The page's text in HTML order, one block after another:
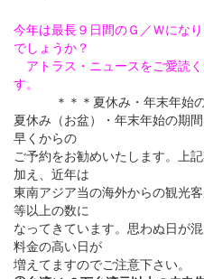
今年は最長９日間のＧ／Ｗにな
でしょうか？
アトラス・ニュースをご愛読
す。
＊＊＊夏休み・年末年始の
夏休み（お盆）・年末年始の期
早くからの
ご予約をお勧めいたします。上
加え、近年は
東南アジア当の海外からの観光
等以上の数に
なってきています。思わぬ日が
料金の高い日が
増えてますのでご注意下さい。